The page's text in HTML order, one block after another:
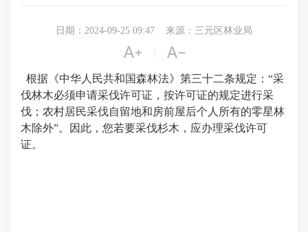
日期：2024-09-25 09:47 来源：三元区林业局
 
根据《中华人民共和国森林法》第三十二条规定：“采
伐林木必须申请采伐许可证，按许可证的规定进行采
伐；农村居民采伐自留地和房前屋后个人所有的零星林
木除外”。因此，您若要采伐杉木，应办理采伐许可
证。